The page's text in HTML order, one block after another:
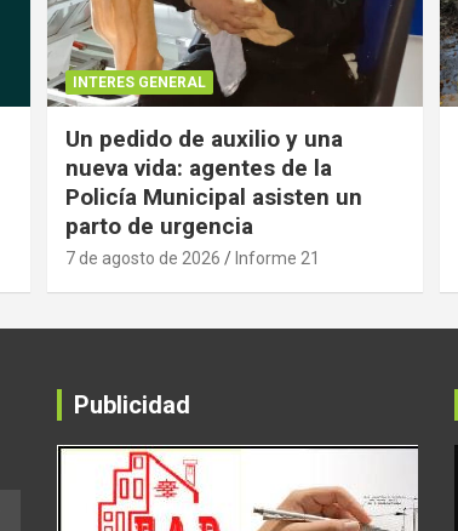
INTERES GENERAL
Un pedido de auxilio y una
nueva vida: agentes de la
Policía Municipal asisten un
parto de urgencia
7 de agosto de 2026 Informe 21
Publicidad